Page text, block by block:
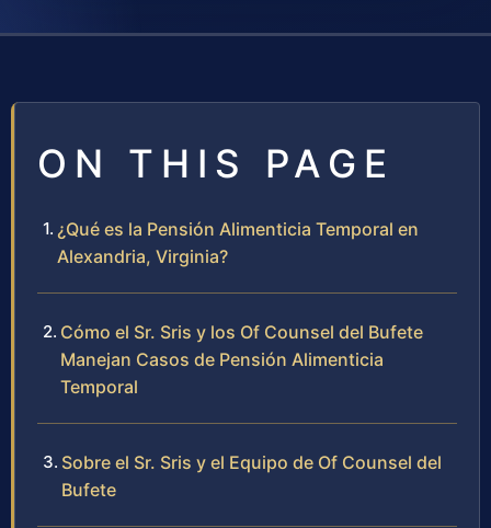
ON THIS PAGE
¿Qué es la Pensión Alimenticia Temporal en
Alexandria, Virginia?
Cómo el Sr. Sris y los Of Counsel del Bufete
Manejan Casos de Pensión Alimenticia
Temporal
Sobre el Sr. Sris y el Equipo de Of Counsel del
Bufete